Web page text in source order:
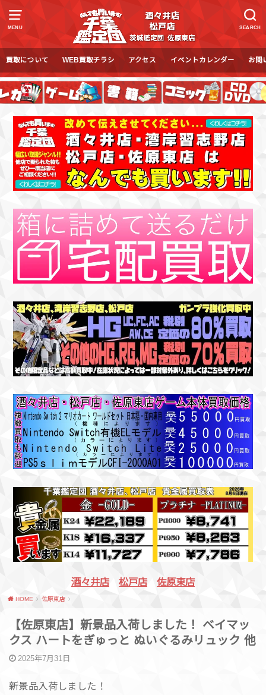
MENU SEARCH
買取について WEB買取チラシ アクセス イベントカレンダー お問
酒々井店 松戸店 佐原東店
HOME 佐原東店
【​佐原東店】新景品入荷しました！ ベイマッ
クス ハートをぎゅっと ぬいぐるみリュック 他
2025年7月31日
新景品入荷しました！